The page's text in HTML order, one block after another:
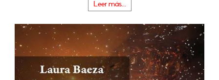
Leer más...